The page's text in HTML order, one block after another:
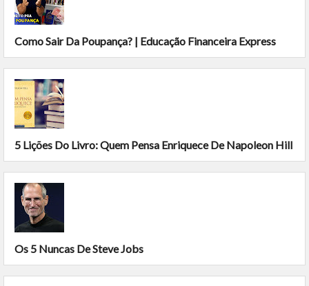
Como Sair Da Poupança? | Educação Financeira Express
5 Lições Do Livro: Quem Pensa Enriquece De Napoleon Hill
Os 5 Nuncas De Steve Jobs